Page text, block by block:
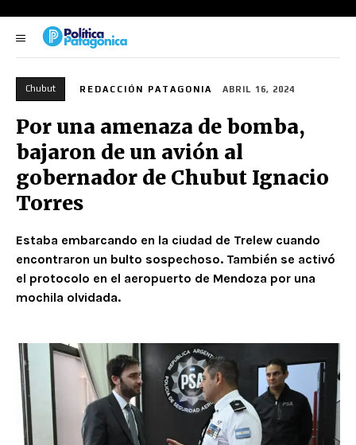
Chubut REDACCIÓN PATAGONIA ABRIL 16, 2024
Por una amenaza de bomba,
bajaron de un avión al
gobernador de Chubut Ignacio
Torres
Estaba embarcando en la ciudad de Trelew cuando
encontraron un bulto sospechoso. También se activó
el protocolo en el aeropuerto de Mendoza por una
mochila olvidada.